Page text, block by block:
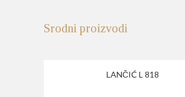
Srodni proizvodi
LANČIĆ L 818